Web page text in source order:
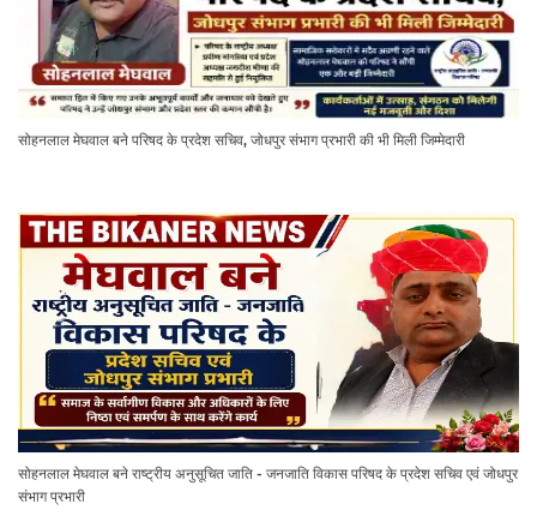
सोहनलाल मेघवाल बने परिषद के प्रदेश सचिव, जोधपुर संभाग प्रभारी की भी मिली जिम्मेदारी
सोहनलाल मेघवाल बने राष्ट्रीय अनुसूचित जाति - जनजाति विकास परिषद के प्रदेश सचिव एवं जोधपुर
संभाग प्रभारी